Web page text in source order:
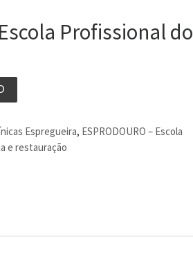
Profissional do
Espregueira, ESPRODOURO – Escola
e restauração